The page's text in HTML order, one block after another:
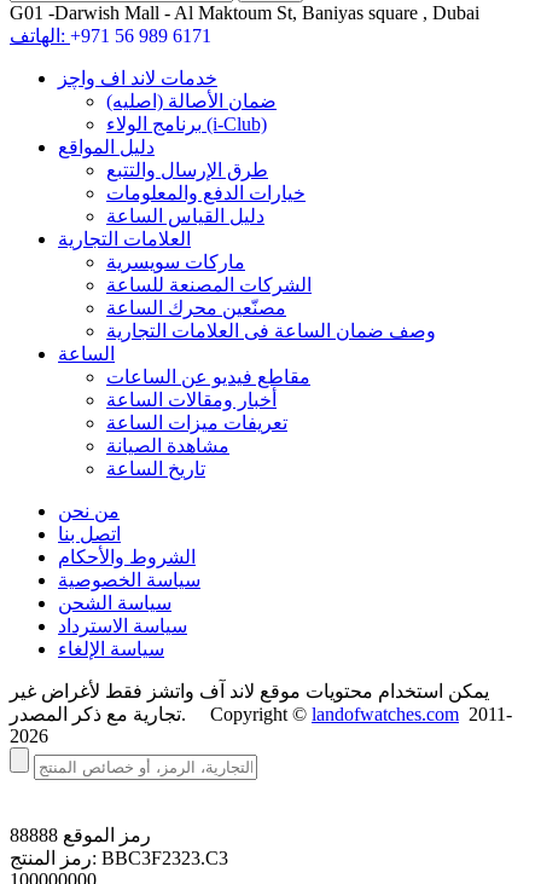
G01 -Darwish Mall - Al Maktoum St, Baniyas square , Dubai
الهاتف: +971 56 989 6171
خدمات لاند اف واچز
ضمان الأصالة (اصلیه)
برنامج الولاء (i-Club)
دليل المواقع
طرق الإرسال والتتبع
خيارات الدفع والمعلومات
دليل القياس الساعة
العلامات التجارية
ماركات سويسرية
الشركات المصنعة للساعة
مصنّعين محرك الساعة
وصف ضمان الساعة فی العلامات التجارية
الساعة
مقاطع فيديو عن الساعات
أخبار ومقالات الساعة
تعريفات ميزات الساعة
مشاهدة الصيانة
تاريخ الساعة
من نحن
اتصل بنا
الشروط والأحكام
سياسة الخصوصية
سياسة الشحن
سياسة الاسترداد
سياسة الإلغاء
يمكن استخدام محتويات موقع لاند آف واتشز فقط لأغراض غير
تجارية مع ذكر المصدر. Copyright © landofwatches.com 2011-
2026
رمز الموقع 88888
رمز المنتج: BBC3F2323.C3
100000000